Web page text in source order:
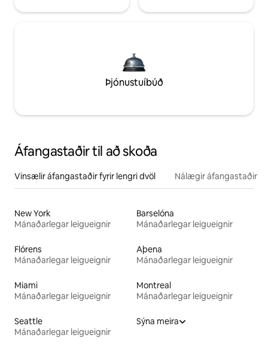
Þjónustuíbúð
Áfangastaðir til að skoða
Vinsælir áfangastaðir fyrir lengri dvöl Nálægir áfangastaðir
New York
Mánaðarlegar leigueignir
Barselóna
Mánaðarlegar leigueignir
Flórens
Mánaðarlegar leigueignir
Aþena
Mánaðarlegar leigueignir
Miami
Mánaðarlegar leigueignir
Montreal
Mánaðarlegar leigueignir
Seattle
Mánaðarlegar leigueignir
Sýna meira